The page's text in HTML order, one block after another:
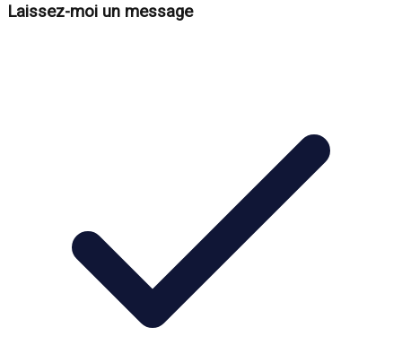
Laissez-moi un message